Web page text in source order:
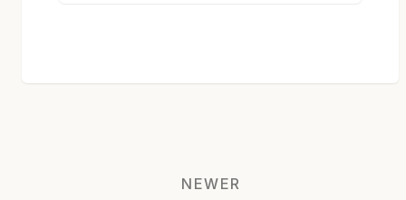
NEWER